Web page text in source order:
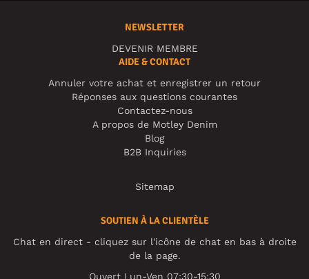
NEWSLETTER
DEVENIR MEMBRE
AIDE & CONTACT
Annuler votre achat et enregistrer un retour
Réponses aux questions courantes
Contactez-nous
A propos de Motley Denim
Blog
B2B Inquiries
Sitemap
SOUTIEN À LA CLIENTÈLE
Chat en direct - cliquez sur l'icône de chat en bas à droite
de la page.
Ouvert Lun-Ven 07:30-15:30